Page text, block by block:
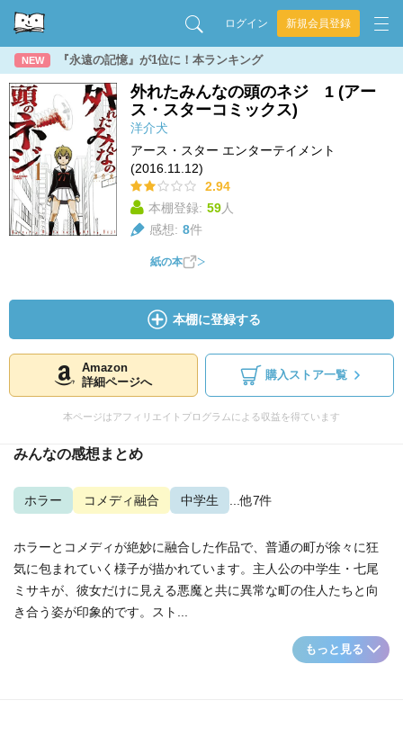
ログイン 新規会員登録
NEW 『永遠の記憶』が1位に！本ランキング
外れたみんなの頭のネジ 1 (アー
ス・スターコミックス)
洋介犬
アース・スター エンターテイメント
(2016.11.12)
2.94
本棚登録: 59人
感想: 8件
紙の本
本棚に登録する
Amazon
詳細ページへ
購入ストア一覧
本ページはアフィリエイトプログラムによる収益を得ています
みんなの感想まとめ
ホラー コメディ融合 中学生 ...他7件
ホラーとコメディが絶妙に融合した作品で、普通の町が徐々に狂
気に包まれていく様子が描かれています。主人公の中学生・七尾
ミサキが、彼女だけに見える悪魔と共に異常な町の住人たちと向
き合う姿が印象的です。スト...
もっと見る